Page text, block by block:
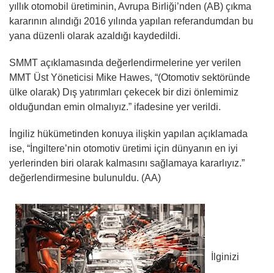
yıllık otomobil üretiminin, Avrupa Birliği’nden (AB) çıkma
kararının alındığı 2016 yılında yapılan referandumdan bu
yana düzenli olarak azaldığı kaydedildi.
SMMT açıklamasında değerlendirmelerine yer verilen
MMT Üst Yöneticisi Mike Hawes, “(Otomotiv sektöründe
ülke olarak) Dış yatırımları çekecek bir dizi önlemimiz
olduğundan emin olmalıyız.” ifadesine yer verildi.
İngiliz hükümetinden konuya ilişkin yapılan açıklamada
ise, “İngiltere’nin otomotiv üretimi için dünyanın en iyi
yerlerinden biri olarak kalmasını sağlamaya kararlıyız.”
değerlendirmesine bulunuldu. (AA)
İlginizi